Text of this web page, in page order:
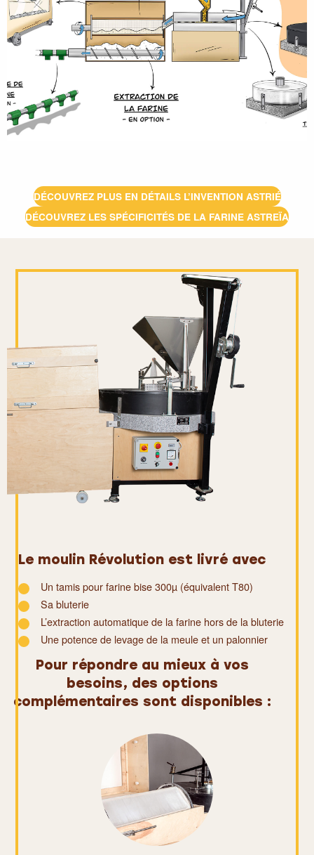
DÉCOUVREZ PLUS EN DÉTAILS L’INVENTION ASTRIÉ
DÉCOUVREZ LES SPÉCIFICITÉS DE LA FARINE ASTREÏA
Le moulin Révolution est livré avec
Un tamis pour farine bise 300µ (équivalent T80)
Sa bluterie
L’extraction automatique de la farine hors de la bluterie
Une potence de levage de la meule et un palonnier
Pour répondre au mieux à vos
besoins, des options
complémentaires sont disponibles :